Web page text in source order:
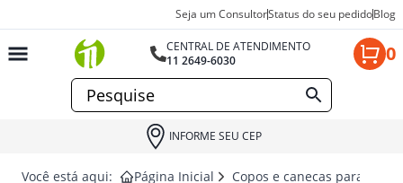
Seja um ConsultorStatus do seu pedidoBlog
CENTRAL DE ATENDIMENTO
11 2649-6030
0
INFORME SEU CEP
Você está aqui: Página Inicial Copos e canecas para